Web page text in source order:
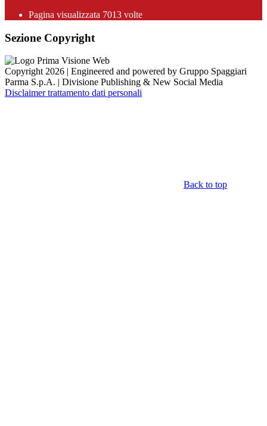
Pagina visualizzata 7013 volte
Sezione Copyright
Copyright 2026 | Engineered and powered by Gruppo Spaggiari
Parma S.p.A. | Divisione Publishing & New Social Media
Disclaimer trattamento dati personali
Back to top